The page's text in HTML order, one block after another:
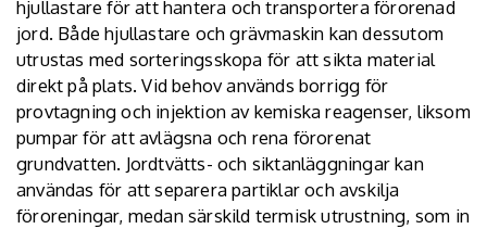
hjullastare för att hantera och transportera förorenad
jord. Både hjullastare och grävmaskin kan dessutom
utrustas med sorteringsskopa för att sikta material
direkt på plats. Vid behov används borrigg för
provtagning och injektion av kemiska reagenser, liksom
pumpar för att avlägsna och rena förorenat
grundvatten. Jordtvätts- och siktanläggningar kan
användas för att separera partiklar och avskilja
föroreningar, medan särskild termisk utrustning, som in